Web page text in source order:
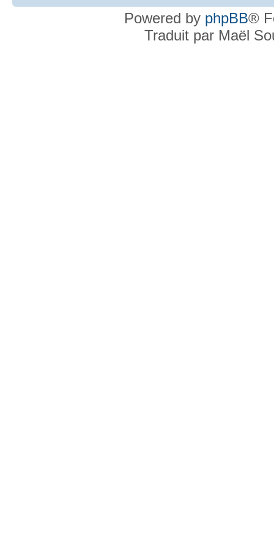
Powered by phpBB®
Traduit par Maël